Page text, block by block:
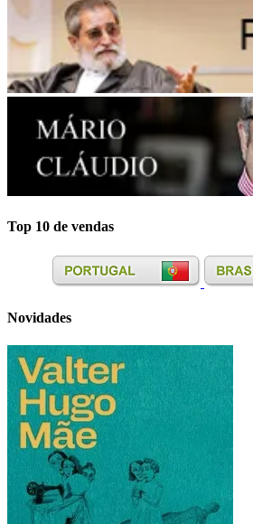
Top 10 de vendas
Novidades